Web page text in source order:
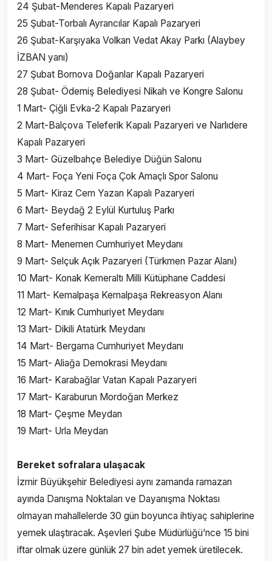
24 Şubat-Menderes Kapalı Pazaryeri
25 Şubat-Torbalı Ayrancılar Kapalı Pazaryeri
26 Şubat-Karşıyaka Volkan Vedat Akay Parkı (Alaybey
İZBAN yanı)
27 Şubat Bornova Doğanlar Kapalı Pazaryeri
28 Şubat- Ödemiş Belediyesi Nikah ve Kongre Salonu
1 Mart- Çiğli Evka-2 Kapalı Pazaryeri
2 Mart-Balçova Teleferik Kapalı Pazaryeri ve Narlıdere
Kapalı Pazaryeri
3 Mart- Güzelbahçe Belediye Düğün Salonu
4 Mart- Foça Yeni Foça Çok Amaçlı Spor Salonu
5 Mart- Kiraz Cem Yazan Kapalı Pazaryeri
6 Mart- Beydağ 2 Eylül Kurtuluş Parkı
7 Mart- Seferihisar Kapalı Pazaryeri
8 Mart- Menemen Cumhuriyet Meydanı
9 Mart- Selçuk Açık Pazaryeri (Türkmen Pazar Alanı)
10 Mart- Konak Kemeraltı Milli Kütüphane Caddesi
11 Mart- Kemalpaşa Kemalpaşa Rekreasyon Alanı
12 Mart- Kınık Cumhuriyet Meydanı
13 Mart- Dikili Atatürk Meydanı
14 Mart- Bergama Cumhuriyet Meydanı
15 Mart- Aliağa Demokrasi Meydanı
16 Mart- Karabağlar Vatan Kapalı Pazaryeri
17 Mart- Karaburun Mordoğan Merkez
18 Mart- Çeşme Meydan
19 Mart- Urla Meydan
Bereket sofralara ulaşacak
İzmir Büyükşehir Belediyesi aynı zamanda ramazan
ayında Danışma Noktaları ve Dayanışma Noktası
olmayan mahallelerde 30 gün boyunca ihtiyaç sahiplerine
yemek ulaştıracak. Aşevleri Şube Müdürlüğü’nce 15 bini
iftar olmak üzere günlük 27 bin adet yemek üretilecek.